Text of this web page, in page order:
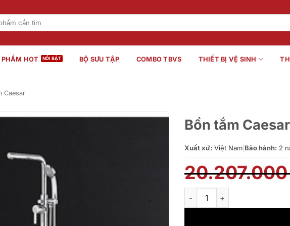
HOT BỘ SƯU TẬP COMBO TBVS THIẾT BỊ VỆ SINH
Caesar
Bồn tắm
Xuất xứ: Việt Nam Bảo hành: 2
Bồn tắm Caesar AT0770 số